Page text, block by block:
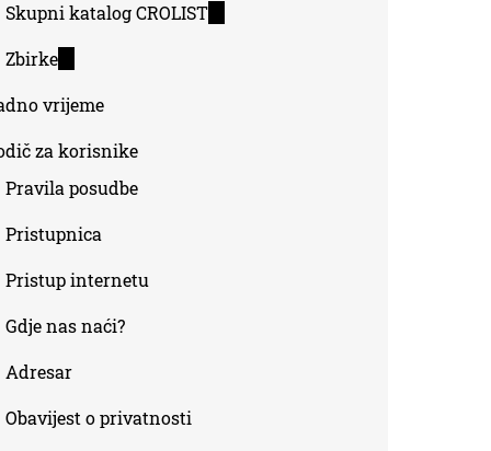
Skupni katalog CROLIST(link
Zbirke(link
external)
vrijeme
za korisnike
Pravila posudbe
Pristupnica
Pristup internetu
Gdje nas naći?
Adresar
Obavijest o privatnosti